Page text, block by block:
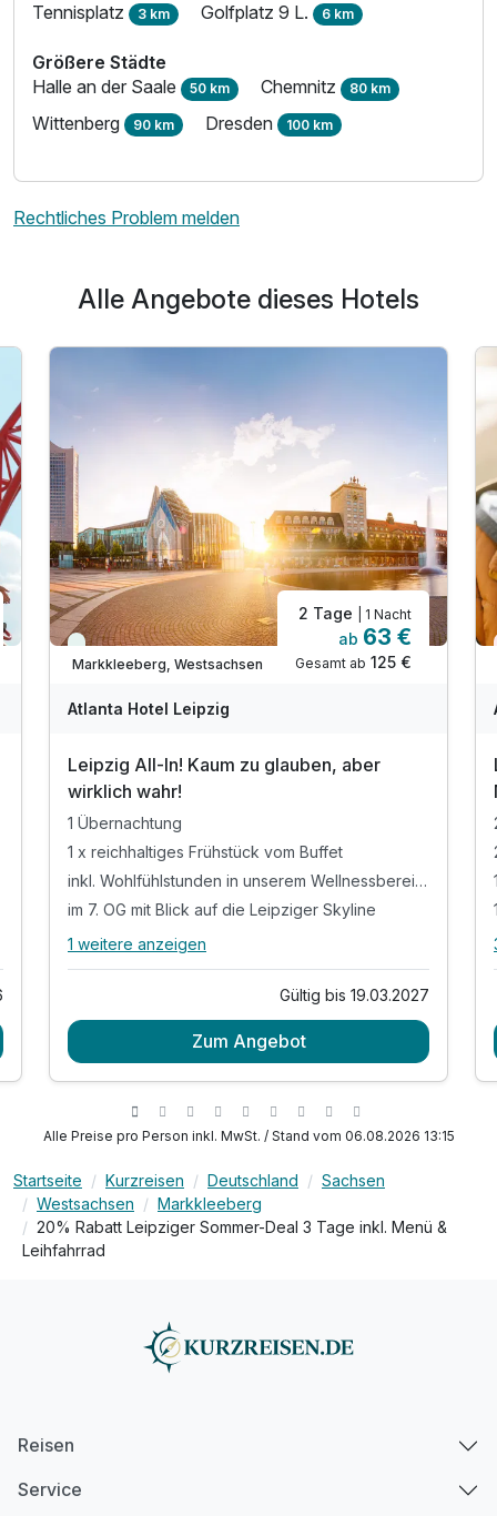
Für 3 Tage
1 Erwachsenen
Ausstattung
Zusatznächte
Für 3 Tage p.P. ab265,00 €
Tennisplatz 3 km Golfplatz 9 L. 6 km
Größere Städte
Halle an der Saale 50 km Chemnitz 80 km
Wittenberg 90 km Dresden 100 km
Rechtliches Problem melden
Alle Angebote dieses Hotels
Viele Termine frei
Markkleeberg, Westsachsen
2 Tage | 1 Nacht
ab 63 €
Gesamt ab 125 €
Atlanta Hotel Leipzig
Leipzig All-In! Kaum zu glauben, aber
wirklich wahr!
1 Übernachtung
1 x reichhaltiges Frühstück vom Buffet
inkl. Wohlfühlstunden in unserem Wellnessbereich
im 7. OG mit Blick auf die Leipziger Skyline
Alle Inklusivleistungen
1 x reichhaltiges Frühstück vom Buffet
im 7. OG mit Blick auf die Leipziger Skyline
1 weitere anzeigen
Gültig bis 19.03.2027
Zum Angebot
Alle Preise pro Person inkl. MwSt. / Stand vom 06.08.2026 13:15
Startseite Kurzreisen Deutschland
Sachsen
Westsachsen
Markkleeberg
20% Rabatt Leipziger Sommer-Deal 3 Tage inkl. Menü &
Leihfahrrad
Reisen
Service